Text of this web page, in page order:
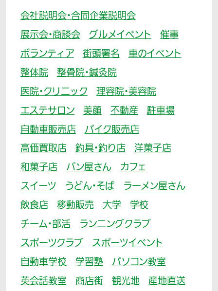
会社説明会・合同企業説明会
展示会・商談会
グルメイベント
催事
ボランティア
街頭署名
車のイベント
整体院
整骨院・鍼灸院
医院・クリニック
理容院・美容院
エステサロン
美顔 不動産
駐車場
自動車販売店
バイク販売店
高価買取店
釣具・釣り店
洋菓子店
和菓子店
パン屋さん
カフェ
スイーツ
うどん・そば
ラーメン屋さん
飲食店
移動販売 大学
学校
チーム・部活
ランニングクラブ
スポーツクラブ
スポーツイベント
自動車学校
学習塾
パソコン教室
英会話教室
商店街 観光地
産地直送